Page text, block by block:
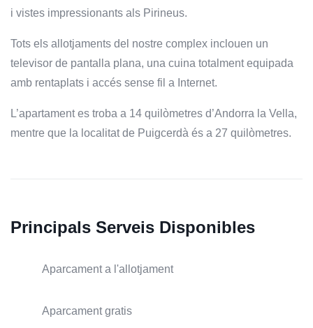
i vistes impressionants als Pirineus.
Tots els allotjaments del nostre complex inclouen un
televisor de pantalla plana, una cuina totalment equipada
amb rentaplats i accés sense fil a Internet.
L’apartament es troba a 14 quilòmetres d’Andorra la Vella,
mentre que la localitat de Puigcerdà és a 27 quilòmetres.
Principals Serveis Disponibles
Aparcament a l'allotjament
Aparcament gratis